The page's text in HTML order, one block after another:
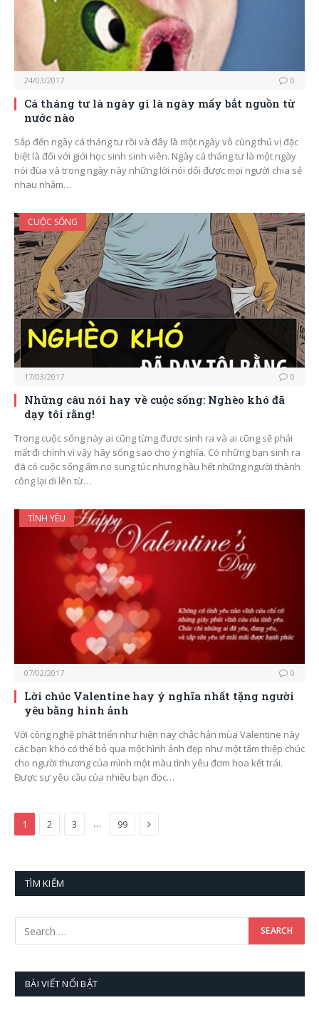
24/03/2017 0
Cá tháng tư là ngày gì là ngày mấy bắt nguồn từ
nước nào
Sắp đến ngày cá tháng tư rồi và đây là một ngày vô cùng thú vị đặc
biệt là đối với giới học sinh sinh viên. Ngày cá tháng tư là một ngày
nói đùa và trong ngày này những lời nói dối được mọi người chia sẻ
nhau nhằm…
CUỘC SỐNG
17/03/2017 0
Những câu nói hay về cuộc sống: Nghèo khó đã
dạy tôi rằng!
Trong cuộc sống này ai cũng từng được sinh ra và ai cũng sẽ phải
mất đi chính vì vậy hãy sống sao cho ý nghĩa. Có những bạn sinh ra
đã có cuộc sống ấm no sung túc nhưng hầu hết những người thành
công lại di lên từ…
TÌNH YÊU
07/02/2017 0
Lời chúc Valentine hay ý nghĩa nhất tặng người
yêu bằng hình ảnh
Với công nghệ phát triển như hiện nay chắc hẳn mùa Valentine này
các bạn khó có thể bỏ qua một hình ảnh đẹp như một tấm thiệp chúc
cho người thương của mình một màu tình yêu đơm hoa kết trái.
Được sự yêu cầu của nhiều bạn đọc…
1 2 3 … 99 Next
TÌM KIẾM
BÀI VIẾT NỔI BẬT